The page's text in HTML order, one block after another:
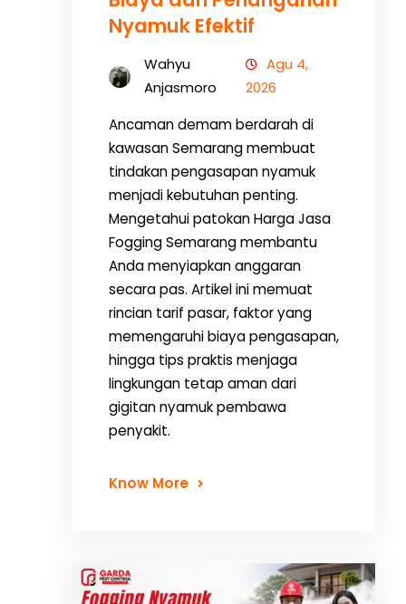
Nyamuk Efektif
Wahyu
Anjasmoro
Agu 4,
2026
Ancaman demam berdarah di
kawasan Semarang membuat
tindakan pengasapan nyamuk
menjadi kebutuhan penting.
Mengetahui patokan Harga Jasa
Fogging Semarang membantu
Anda menyiapkan anggaran
secara pas. Artikel ini memuat
rincian tarif pasar, faktor yang
memengaruhi biaya pengasapan,
hingga tips praktis menjaga
lingkungan tetap aman dari
gigitan nyamuk pembawa
penyakit.
Know More